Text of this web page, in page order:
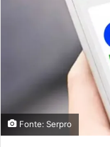
Fonte: Serpro